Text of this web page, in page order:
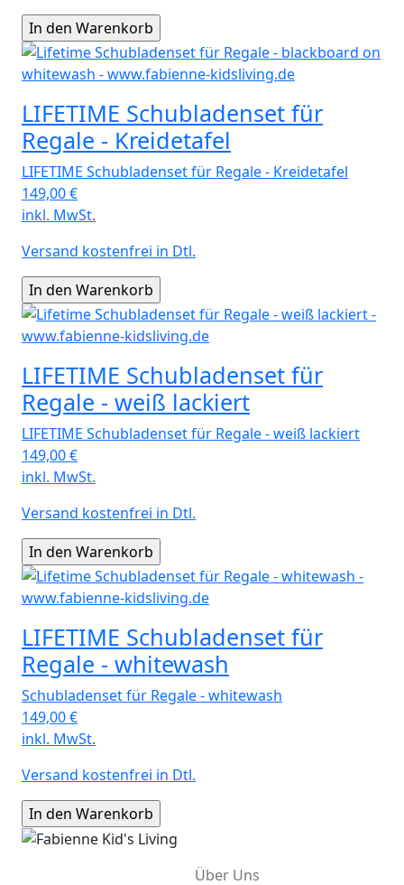
LIFETIME Schubladenset für
Regale - Kreidetafel
LIFETIME Schubladenset für Regale - Kreidetafel
149,00€
inkl. MwSt.
Versand kostenfrei in Dtl.
LIFETIME Schubladenset für
Regale - weiß lackiert
LIFETIME Schubladenset für Regale - weiß lackiert
149,00€
inkl. MwSt.
Versand kostenfrei in Dtl.
LIFETIME Schubladenset für
Regale - whitewash
Schubladenset für Regale - whitewash
149,00€
inkl. MwSt.
Versand kostenfrei in Dtl.
Über Uns